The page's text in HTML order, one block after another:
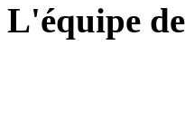
L'équipe